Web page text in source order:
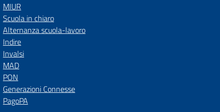
MIUR
Scuola in chiaro
Alternanza scuola-lavoro
Indire
Invalsi
MAD
PON
Generazioni Connesse
PagoPA